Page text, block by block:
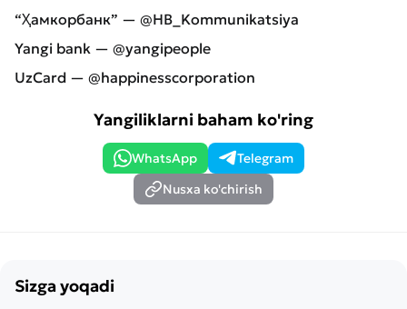
“Ҳамкорбанк” — @HB_Kommunikatsiya
Yangi bank — @yangipeople
UzCard — @happinesscorporation
Yangiliklarni baham ko'ring
WhatsApp
Telegram
Nusxa ko'chirish
Sizga yoqadi